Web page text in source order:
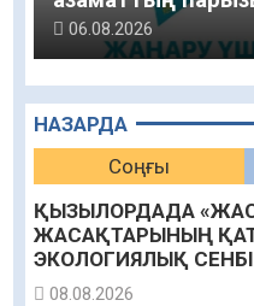
НАЗАРДА
Соңғы
ҚЫЗЫЛОРДАДА
ЖАСАҚТАРЫНЫҢ
ЭКОЛОГИЯЛЫҚ
08.08.2026
06.08.2026